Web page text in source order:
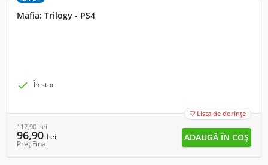
Mafia: Trilogy - PS4
 În stoc
 Lista de dorințe
112,90Lei
96,90 Lei
Preț Final